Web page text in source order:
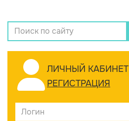
ЛИЧНЫЙ КАБИНЕТ
РЕГИСТРАЦИЯ